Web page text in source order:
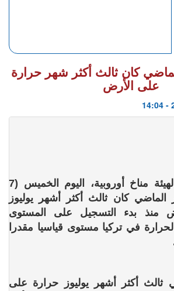
كان ثالث أكثر شهر حرارة
على الأرض
أفاد تقرير علمي لهيئة مناخ أوروبية، اليوم الخميس (7
الماضي كان ثالث أكثر أشهر يوليوز
منذ بدء التسجيل على المستوى
في تركيا مستوى قياسيا مقدرا
ثالث أكثر أشهر يوليوز حرارة على